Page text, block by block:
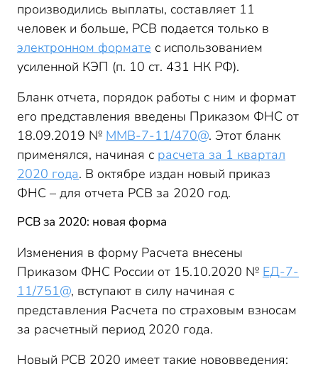
производились выплаты, составляет 11
человек и больше, РСВ подается только в
электронном формате с использованием
усиленной КЭП (п. 10 ст. 431 НК РФ).
Бланк отчета, порядок работы с ним и формат
его представления введены Приказом ФНС от
18.09.2019 № ММВ-7-11/470@. Этот бланк
применялся, начиная с расчета за 1 квартал
2020 года. В октябре издан новый приказ
ФНС – для отчета РСВ за 2020 год.
РСВ за 2020: новая форма
Изменения в форму Расчета внесены
Приказом ФНС России от 15.10.2020 № ЕД-7-
11/751@, вступают в силу начиная с
представления Расчета по страховым взносам
за расчетный период 2020 года.
Новый РСВ 2020 имеет такие нововведения: